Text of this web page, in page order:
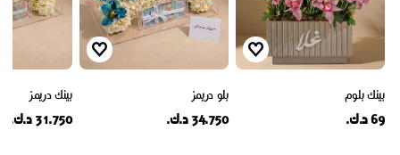
بينك بلوم
69 د.ك.
بلو دريمز
34.750 د.ك.
بينك دريمز
31.750 د.ك.